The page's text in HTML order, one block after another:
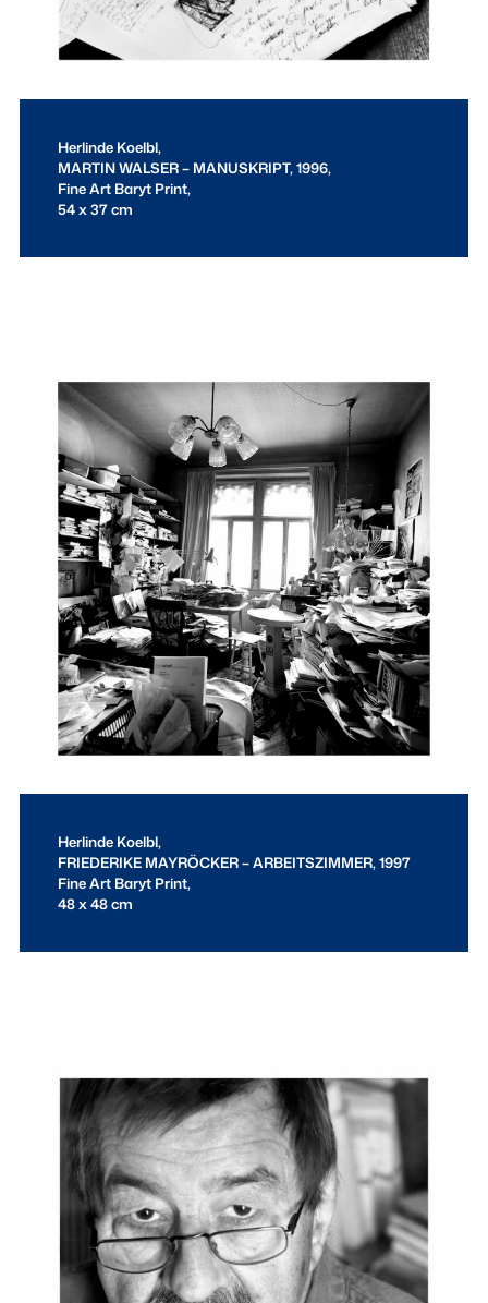
Herlinde Koelbl,
MARTIN WALSER – MANUSKRIPT, 1996,
Fine Art Baryt Print,
54 x 37 cm
Herlinde Koelbl,
FRIEDERIKE MAYRÖCKER – ARBEITSZIMMER, 1997
Fine Art Baryt Print,
48 x 48 cm